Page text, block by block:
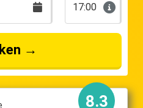
17:00
→
8.3